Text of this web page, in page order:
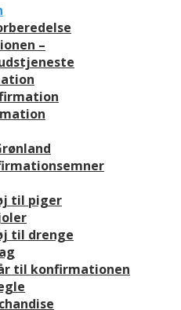
–
til piger
til drenge
til konfirmationen